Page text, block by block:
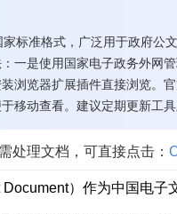
标准格式，广泛用于政府公
一是使用国家电子政务外网
浏览器扩展插件直接浏览。
移动查看。建议定期更新工具
处理文档，可直接点击：
）作为中国电